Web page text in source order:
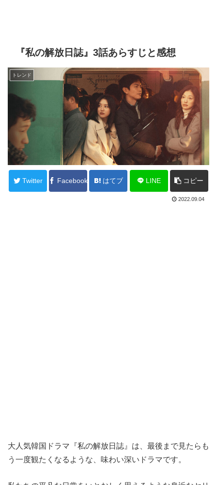
『私の解放日誌』3話あらすじと感想
トレンド
Twitter Facebook はてブ LINE コピー
2022.09.04
大人気韓国ドラマ『私の解放日誌』は、最後まで見たらも
う一度観たくなるような、味わい深いドラマです。